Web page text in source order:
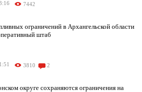
7442
ограничений в Архангельской области
штаб
3810 2
округе сохраняются ограничения на